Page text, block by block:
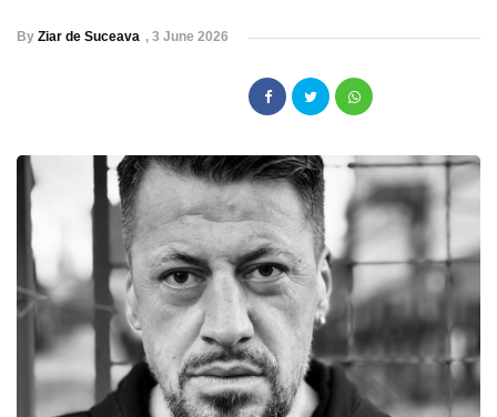
By Ziar de Suceava , 3 June 2026